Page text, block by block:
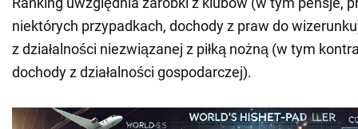
niektórych przypadkach, dochody z praw do
z działalności niezwiązanej z piłką nożną (w tym
dochody z działalności gospodarczej).